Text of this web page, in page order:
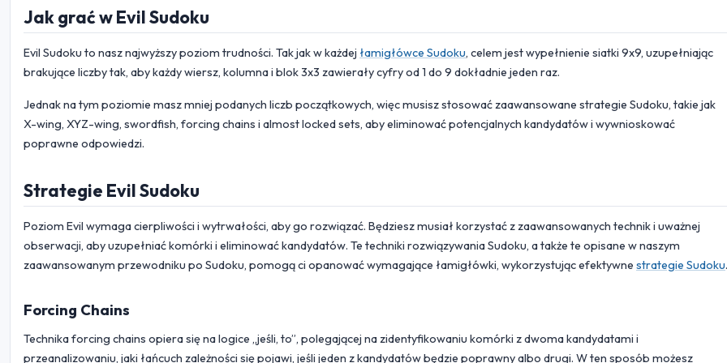
Jak grać w Evil Sudoku
Evil Sudoku to nasz najwyższy poziom trudności. Tak jak w każdej łamigłówce Sudoku, celem jest wypełnienie siatki 9x9, uzupełniając
brakujące liczby tak, aby każdy wiersz, kolumna i blok 3x3 zawierały cyfry od 1 do 9 dokładnie jeden raz.
Jednak na tym poziomie masz mniej podanych liczb początkowych, więc musisz stosować zaawansowane strategie Sudoku, takie jak
X-wing, XYZ-wing, swordfish, forcing chains i almost locked sets, aby eliminować potencjalnych kandydatów i wywnioskować
poprawne odpowiedzi.
Strategie Evil Sudoku
Poziom Evil wymaga cierpliwości i wytrwałości, aby go rozwiązać. Będziesz musiał korzystać z zaawansowanych technik i uważnej
obserwacji, aby uzupełniać komórki i eliminować kandydatów. Te techniki rozwiązywania Sudoku, a także te opisane w naszym
zaawansowanym przewodniku po Sudoku, pomogą ci opanować wymagające łamigłówki, wykorzystując efektywne strategie Sudoku.
Forcing Chains
Technika forcing chains opiera się na logice „jeśli, to”, polegającej na zidentyfikowaniu komórki z dwoma kandydatami i
przeanalizowaniu, jaki łańcuch zależności się pojawi, jeśli jeden z kandydatów będzie poprawny albo drugi. W ten sposób możesz